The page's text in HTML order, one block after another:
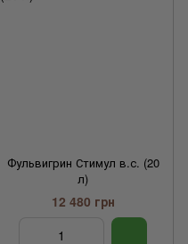
Фульвигрин Стимул в.с. (20
л)
12 480 грн